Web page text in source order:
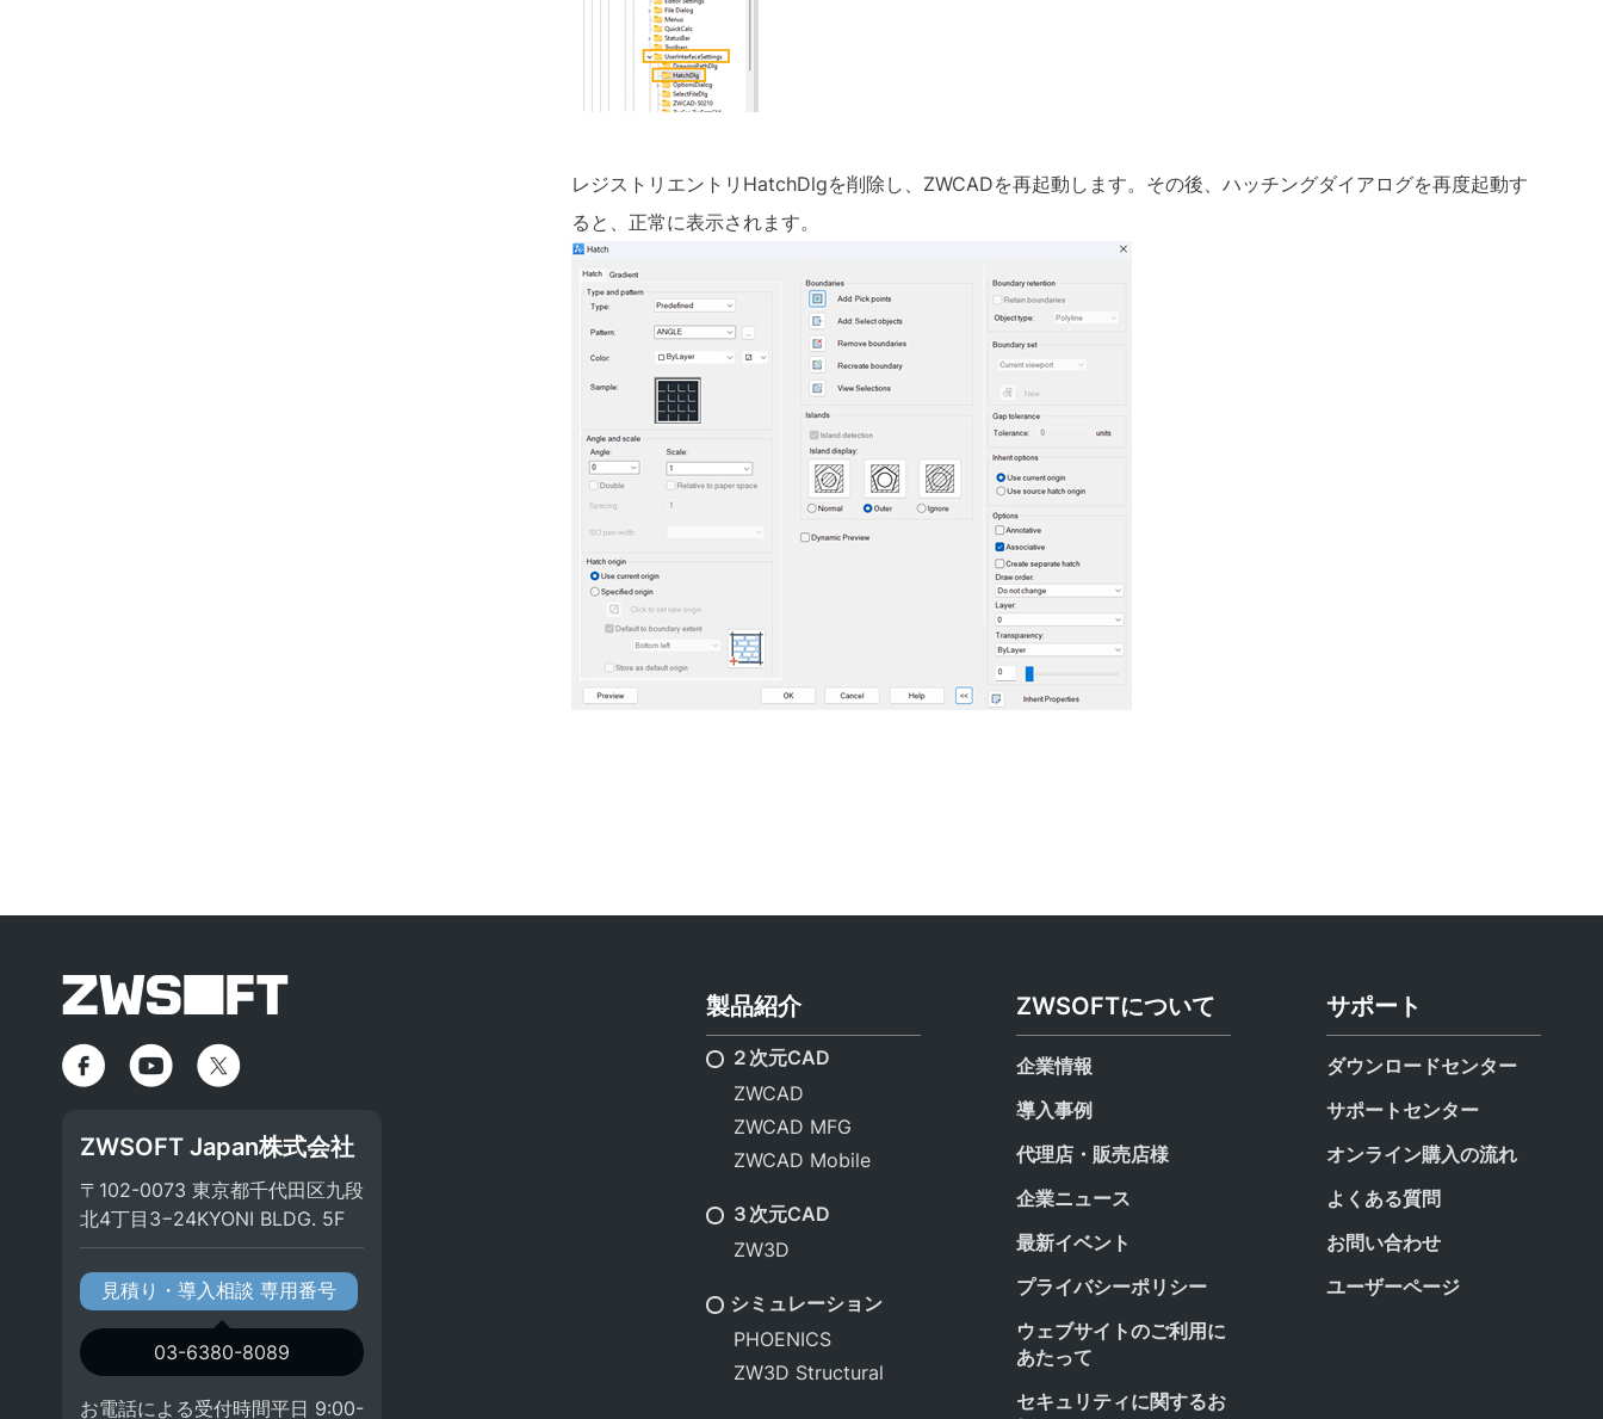
レジストリエントリ HatchDlgを削除し、 ZWCADを再起動します。その後、ハッチングダイアログを再度起動す
ると、正常に表示されます。
ZWSOFT Japan株式会社
〒102-0073 東京都千代田区九段
北4丁目3−24KYONI BLDG. 5F
見積り・導入相談 専用番号
03-6380-8089
お電話による受付時間平日 9:00-
製品紹介
２次元CAD
ZWCAD
ZWCAD MFG
ZWCAD Mobile
３次元CAD
ZW3D
シミュレーション
PHOENICS
ZW3D Structural
ZWSOFTについて
企業情報
導入事例
代理店・販売店様
企業ニュース
最新イベント
プライバシーポリシー
ウェブサイトのご利用に
あたって
セキュリティに関するお
サポート
ダウンロードセンター
サポートセンター
オンライン購入の流れ
よくある質問
お問い合わせ
ユーザーページ